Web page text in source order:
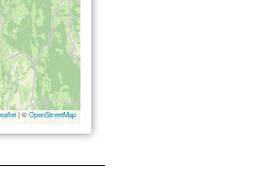
|©OpenStreetMap